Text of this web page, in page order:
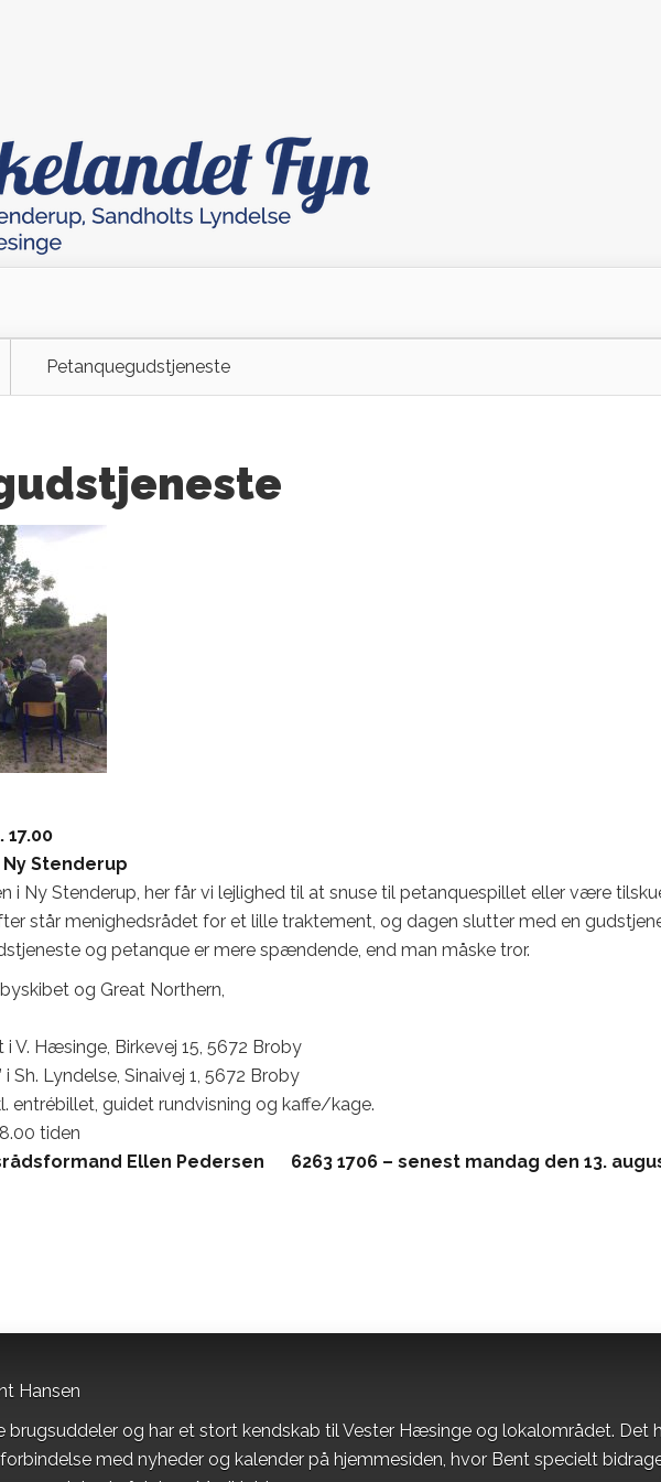
Petanquegudstjeneste
17.00
Stenderup
i Ny Stenderup, her får vi lejlighed til at snuse til petanquespillet eller være
står menighedsrådet for et lille traktement, og dagen slutter med en
og petanque er mere spændende, end man måske tror.
og Great Northern,
V. Hæsinge, Birkevej 15, 5672 Broby
i Sh. Lyndelse, Sinaivej 1, 5672 Broby
entrébillet, guidet rundvisning og kaffe/kage.
tiden
Ellen Pedersen 6263 1706 – senest mandag den 13.
Hansen
brugsuddeler og har et stort kendskab til Vester Hæsinge og lokalområdet. Det
med nyheder og kalender på hjemmesiden, hvor Bent specielt